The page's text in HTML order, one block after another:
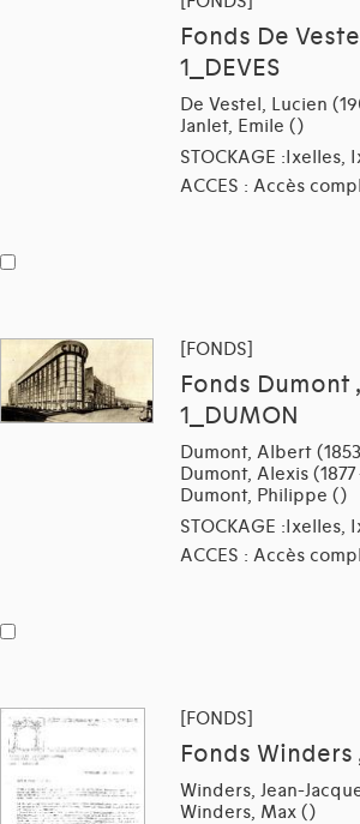
Fonds De
1_DEVES
De Vestel, Lucien
Janlet, Emile ()
STOCKAGE :Ixelles,
ACCES : Accès
[FONDS]
Fonds Dumont
1_DUMON
Dumont, Albert
Dumont, Alexis (1877
Dumont, Philippe ()
STOCKAGE :Ixelles,
ACCES : Accès
[FONDS]
Fonds Winders
Winders, Jean-
Winders, Max ()